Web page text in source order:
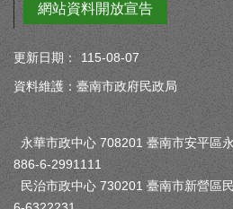
網站資料開放宣告
更新日期：
115-08-07
資料維護：臺南市政府民政局
永華市政中心 708201 臺南市安平區
886-6-2991111
民治市政中心 730201 臺南市新